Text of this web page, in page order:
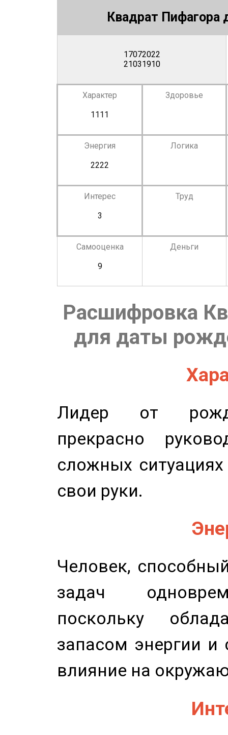
Квадрат Пифагора
17072022
21031910
Характер
1111
Здоровье
Энергия
2222
Логика
Интерес
3
Труд
Самооценка
9
Деньги
Расшифровка
для даты
Лидер от
прекрасно
сложных
свои руки.
Человек,
задач
поскольку
запасом энергии и
влияние на